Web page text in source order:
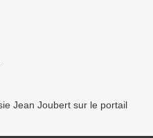
Jean Joubert sur le portail